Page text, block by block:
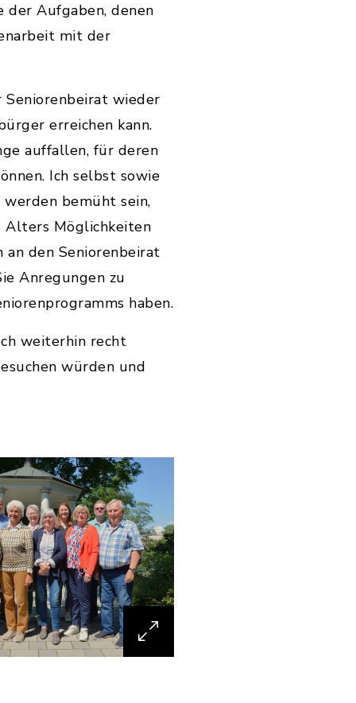
der Aufgaben, denen
mit der
Seniorenbeirat wieder
erreichen kann.
auffallen, für deren
Ich selbst sowie
bemüht sein,
Alters Möglichkeiten
an den Seniorenbeirat
Anregungen zu
haben.
weiterhin recht
würden und